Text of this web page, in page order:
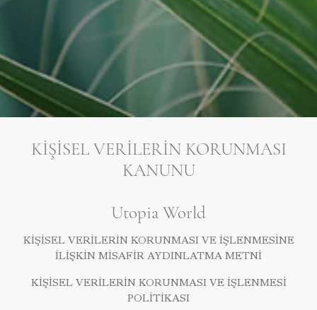
KIŞISEL VERILERIN KORUNMASI
KANUNU
Utopia World
KIŞISEL VERILERIN KORUNMASI VE İŞLENMESINE
İLIŞKIN MISAFIR AYDINLATMA METNI
KIŞISEL VERILERIN KORUNMASI VE İŞLENMESI
POLITIKASI